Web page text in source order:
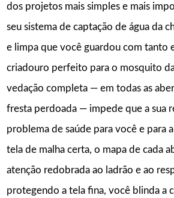
dos projetos mais simples e mais
seu sistema de captação de água da
e limpa que você guardou com tanto
criadouro perfeito para o mosquito
vedação completa — em todas as
fresta perdoada — impede que a sua
problema de saúde para você e para
tela de malha certa, o mapa de cada
atenção redobrada ao ladrão e ao
protegendo a tela fina, você blinda a